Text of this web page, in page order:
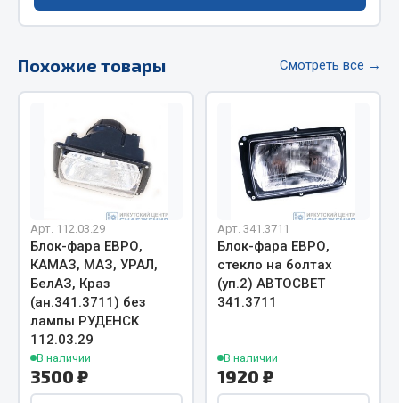
Инструмент
Автомобильный инструмент
Измерительный инструмент
Крепежный инструмент
Режущий инструмент
Силовое оборудование
Слесарный инструмент
Столярный инструмент
Показать ещё
Похожие товары Смотреть все →
Арт. 112.03.29
Блок-фара ЕВРО,
КАМАЗ, МАЗ, УРАЛ,
БелАЗ, Краз
(ан.341.3711) без
лампы РУДЕНСК
112.03.29
В наличии
3500 ₽
Арт. 341.3711
Блок-фара ЕВРО,
стекло на болтах
(уп.2) АВТОСВЕТ
341.3711
В наличии
1920 ₽